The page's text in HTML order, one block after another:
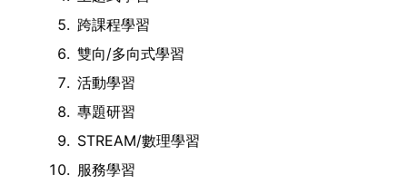
跨課程學習
雙向/多向式學習
活動學習
專題研習
STREAM/數理學習
服務學習